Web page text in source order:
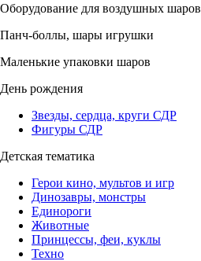
Оборудование для воздушных шаров
Панч-боллы, шары игрушки
Маленькие упаковки шаров
День рождения
Звезды, сердца, круги СДР
Фигуры СДР
Детская тематика
Герои кино, мультов и игр
Динозавры, монстры
Единороги
Животные
Принцессы, феи, куклы
Техно